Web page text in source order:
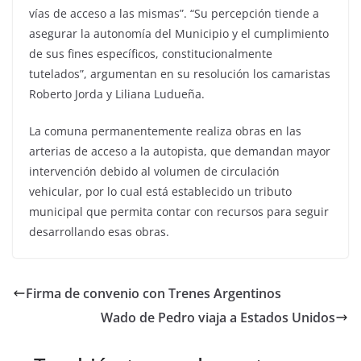
vías de acceso a las mismas”. “Su percepción tiende a
asegurar la autonomía del Municipio y el cumplimiento
de sus fines específicos, constitucionalmente
tutelados”, argumentan en su resolución los camaristas
Roberto Jorda y Liliana Ludueña.
La comuna permanentemente realiza obras en las
arterias de acceso a la autopista, que demandan mayor
intervención debido al volumen de circulación
vehicular, por lo cual está establecido un tributo
municipal que permita contar con recursos para seguir
desarrollando esas obras.
Firma de convenio con Trenes Argentinos
Wado de Pedro viaja a Estados Unidos